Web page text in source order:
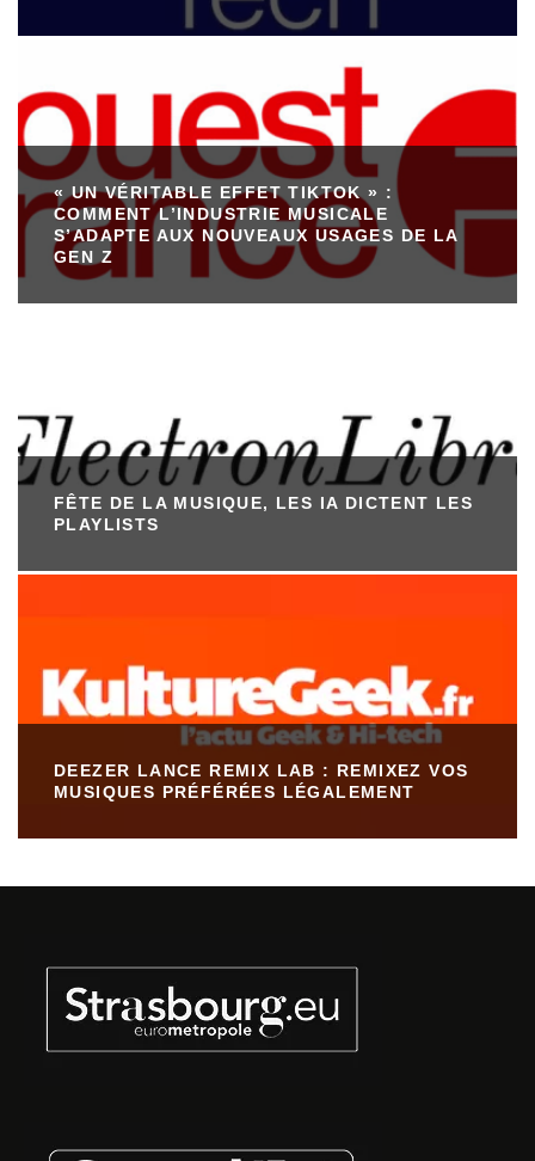
« UN VÉRITABLE EFFET TIKTOK » :
COMMENT L’INDUSTRIE MUSICALE
S’ADAPTE AUX NOUVEAUX USAGES DE LA
GEN Z
FÊTE DE LA MUSIQUE, LES IA DICTENT LES
PLAYLISTS
DEEZER LANCE REMIX LAB : REMIXEZ VOS
MUSIQUES PRÉFÉRÉES LÉGALEMENT